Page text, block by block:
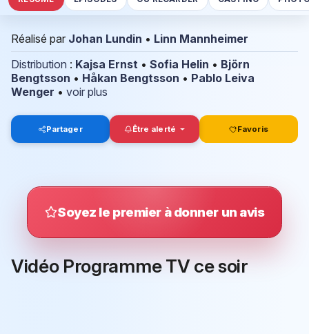
Réalisé par Johan Lundin • Linn Mannheimer
Distribution : Kajsa Ernst • Sofia Helin • Björn
Bengtsson • Håkan Bengtsson • Pablo Leiva
Wenger • voir plus
Partager Être alerté Favoris
Soyez le premier à donner un avis
Vidéo Programme TV ce soir